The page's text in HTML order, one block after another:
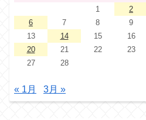
1 2
6
7 8 9
13
14 15 16
20
21 22 23
27
28
« 1月 3月 »